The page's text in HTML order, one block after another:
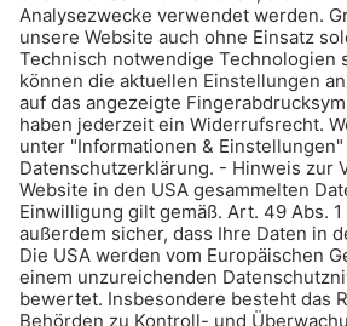
© Schomburg. Impressum|Datenschutz|
Gestaltung & Realisation +| LOUIS